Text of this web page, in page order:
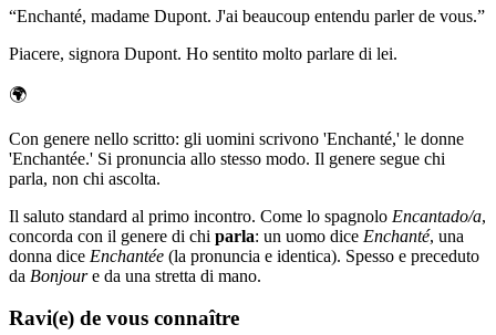
“Enchanté, madame Dupont. J'ai beaucoup entendu parler de vous.”
Piacere, signora Dupont. Ho sentito molto parlare di lei.
🌍
Con genere nello scritto: gli uomini scrivono 'Enchanté,' le donne
'Enchantée.' Si pronuncia allo stesso modo. Il genere segue chi
parla, non chi ascolta.
Il saluto standard al primo incontro. Come lo spagnolo Encantado/a,
concorda con il genere di chi parla: un uomo dice Enchanté, una
donna dice Enchantée (la pronuncia e identica). Spesso e preceduto
da Bonjoure da una stretta di mano.
Ravi(e) de vous connaître